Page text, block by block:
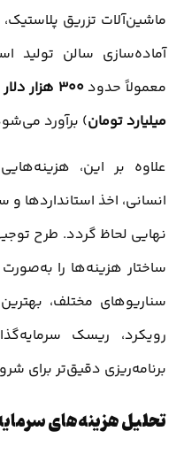
ماشین‌آلات تزریق
آماده‌سازی سالن تولید
معمولاً حدود۳۰۰ هزار دلار تا ۶۰۰ هزار دلار
میلیارد تومان) برآورد
علاوه بر این،
انسانی، اخذ استانداردها و
نهایی لحاظ گردد. طرح
ساختار هزینه‌ها را
سناریوهای مختلف،
رویکرد، ریسک
برنامه‌ریزی دقیق‌تر برای
تحلیل هزینه‌های